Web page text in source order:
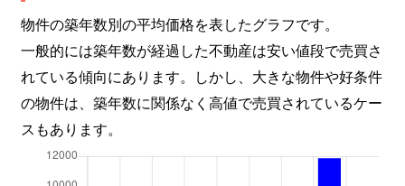
物件の築年数別の平均価格を表したグラフです。
一般的には築年数が経過した不動産は安い値段で売買さ
れている傾向にあります。しかし、大きな物件や好条件
の物件は、築年数に関係なく高値で売買されているケー
スもあります。